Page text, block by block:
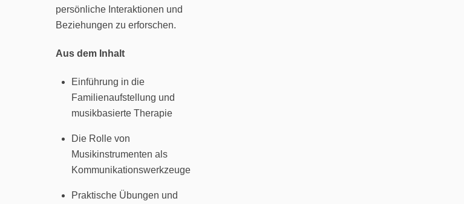
persönliche Interaktionen und
Beziehungen zu erforschen.
Aus dem Inhalt
Einführung in die
Familienaufstellung und
musikbasierte Therapie
Die Rolle von
Musikinstrumenten als
Kommunikationswerkzeuge
Praktische Übungen und